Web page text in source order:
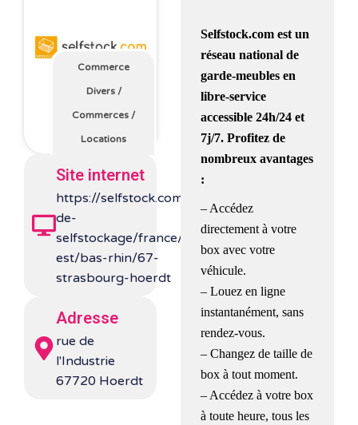
Commerce
Divers/
Commerces /
Locations
Site internet
https://selfstock.com/centres-
de-
selfstockage/france/grand-
est/bas-rhin/67-
strasbourg-hoerdt
Adresse
rue de
l'Industrie
67720 Hoerdt
Selfstock.com est un
réseau national de
garde-meubles en
libre-service
accessible 24h/24 et
7j/7. Profitez de
nombreux avantages
:
– Accédez
directement à votre
box avec votre
véhicule.
– Louez en ligne
instantanément, sans
rendez-vous.
– Changez de taille de
box à tout moment.
– Accédez à votre box
à toute heure, tous les